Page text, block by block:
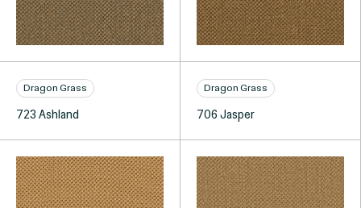
Dragon Grass
723 Ashland
Dragon Grass
706 Jasper